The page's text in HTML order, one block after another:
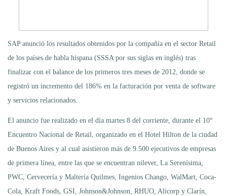
SAP anunció los resultados obtenidos por la compañía en el sector Retail
de los países de habla hispana (SSSA por sus siglas en inglés) tras
finalizar con el balance de los primeros tres meses de 2012, donde se
registró un incremento del 186% en la facturación por venta de software
y servicios relacionados.
El anuncio fue realizado en el día martes 8 del corriente, durante el 10°
Encuentro Nacional de Retail, organizado en el Hotel Hilton de la ciudad
de Buenos Aires y al cual asistieron más de 9.500 ejecutivos de empresas
de primera línea, entre las que se encuentran nilever, La Serenísima,
PWC, Cervecería y Maltería Quilmes, Ingenios Chango, WalMart, Coca-
Cola, Kraft Foods, GSI, Johnson&Johnson, RHUO, Alicorp y Clarín,